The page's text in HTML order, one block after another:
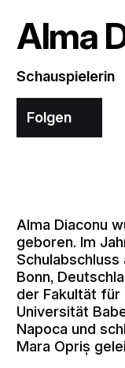
Alma
Schauspielerin
Folgen
Alma Diaconu
geboren. Im
Bonn,
der Fakultät für
Universität
Napoca und
Mara Opriș